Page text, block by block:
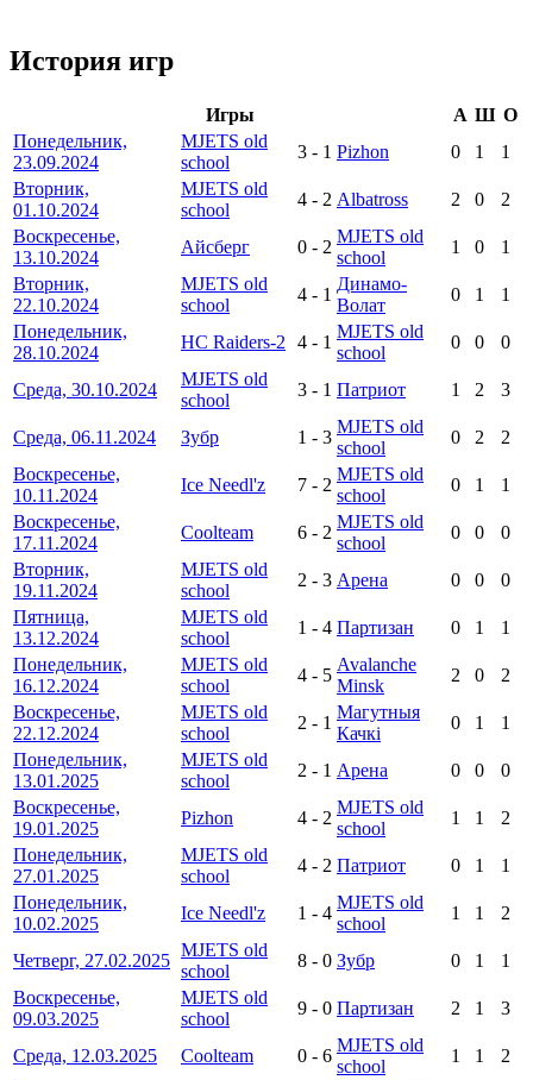
История игр
Игры А Ш О
Понедельник,
23.09.2024
MJETS old
school
3 - 1 Pizhon 0 1
1
Вторник,
01.10.2024
MJETS old
school
4 - 2 Albatross 2 0
2
Воскресенье,
13.10.2024
Айсберг 0 - 2
MJETS old
school
1 0
1
Вторник,
22.10.2024
MJETS old
school
4 - 1
Динамо-
Волат
0 1
1
Понедельник,
28.10.2024
HC Raiders-2 4 - 1
MJETS old
school
0 0 0
Среда, 30.10.2024
MJETS old
school
3 - 1 Патриот 1 2 3
Среда, 06.11.2024 Зубр 1 - 3
MJETS old
school
0 2
2
Воскресенье,
10.11.2024
Ice Needl'z 7 - 2
MJETS old
school
0 1
1
Воскресенье,
17.11.2024
Coolteam 6 - 2
MJETS old
school
0 0
0
Вторник,
19.11.2024
MJETS old
school
2 - 3 Арена 0 0
0
Пятница,
13.12.2024
MJETS old
school
1 - 4 Партизан 0 1
1
Понедельник,
16.12.2024
MJETS old
school
4 - 5
Avalanche
Minsk
2 0
2
Воскресенье,
22.12.2024
MJETS old
school
2 - 1
Магутныя
Качкі
0 1
1
Понедельник,
13.01.2025
MJETS old
school
2 - 1 Арена 0 0
0
Воскресенье,
19.01.2025
Pizhon 4 - 2
MJETS old
school
1 1
2
Понедельник,
27.01.2025
MJETS old
school
4 - 2 Патриот 0 1
1
Понедельник,
10.02.2025
Ice Needl'z 1 - 4
MJETS old
school
1 1 2
Четверг, 27.02.2025
MJETS old
school
8 - 0 Зубр 0 1
1
Воскресенье,
09.03.2025
MJETS old
school
9 - 0 Партизан 2 1 3
Среда, 12.03.2025 Coolteam 0 - 6
MJETS old
school
1 1
2